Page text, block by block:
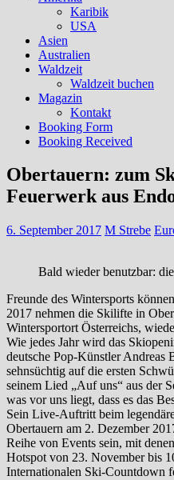
Karibik
USA
Asien
Australien
Waldzeit
Waldzeit buchen
Magazin
Kontakt
Booking Form
Booking Received
Obertauern: zum
Feuerwerk aus
6. September 2017 M Strebe
Bald wieder benutzbar:
Freunde des Wintersports
2017 nehmen die Skilifte in
Wintersportort Österreichs,
Wie jedes Jahr wird das
deutsche Pop-Künstler Andreas
sehnsüchtig auf die ersten
seinem Lied „Auf uns“ aus der
was vor uns liegt, dass es das
Sein Live-Auftritt beim
Obertauern am 2. Dezember
Reihe von Events sein, mit
Hotspot von 23. November bis
Internationalen Ski-Countdown